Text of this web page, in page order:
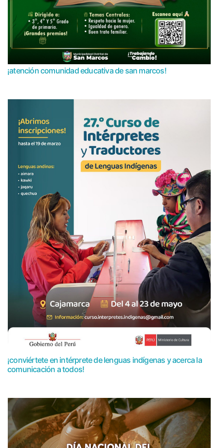
¡atención comunidad educativa de san marcos!
¡conviértete en intérprete de lenguas indígenas y acerca la
comunicación a todos!